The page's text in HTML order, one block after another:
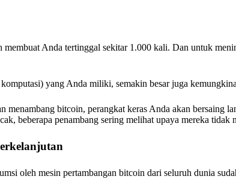
membuat Anda tertinggal sekitar 1.000 kali. Dan untuk
yang Anda miliki, semakin besar juga
menambang bitcoin, perangkat keras Anda akan bersaing
beberapa penambang sering melihat upaya mereka tidak
oleh mesin pertambangan bitcoin dari seluruh dunia